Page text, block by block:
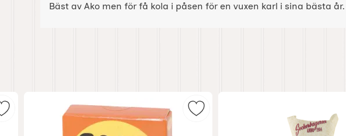
Bäst av Ako men för få kola i påsen för en vuxen karl i sina bästa år.
Markera nickel godis gammeldags som favoritMarkera salt i sol tablettask som